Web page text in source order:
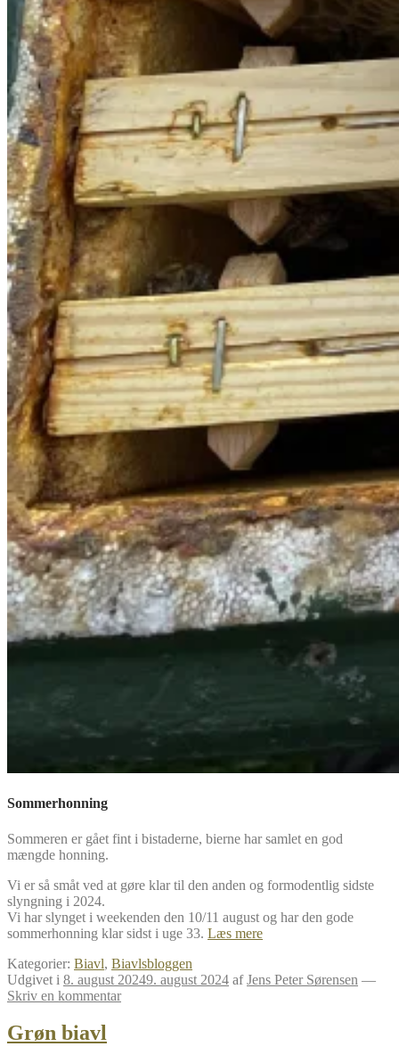
Sommerhonning
Sommeren er gået fint i bistaderne, bierne har samlet en god
mængde honning.
Vi er så småt ved at gøre klar til den anden og formodentlig sidste
slyngning i 2024.
Vi har slynget i weekenden den 10/11 august og har den gode
sommerhonning klar sidst i uge 33. Læs mereSommerhonning
Kategorier: Biavl, Biavlsbloggen
Udgivet i 8. august 20249. august 2024 afJens Peter Sørensen —
Skriv en kommentar
Grøn biavl